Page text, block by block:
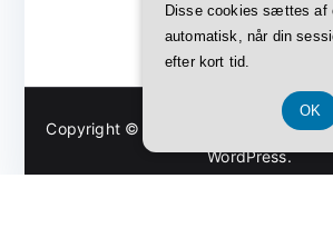
Copyright © 2026 .
WordPress.
Disse cookies sættes af
automatisk, når din
efter kort tid.
OK